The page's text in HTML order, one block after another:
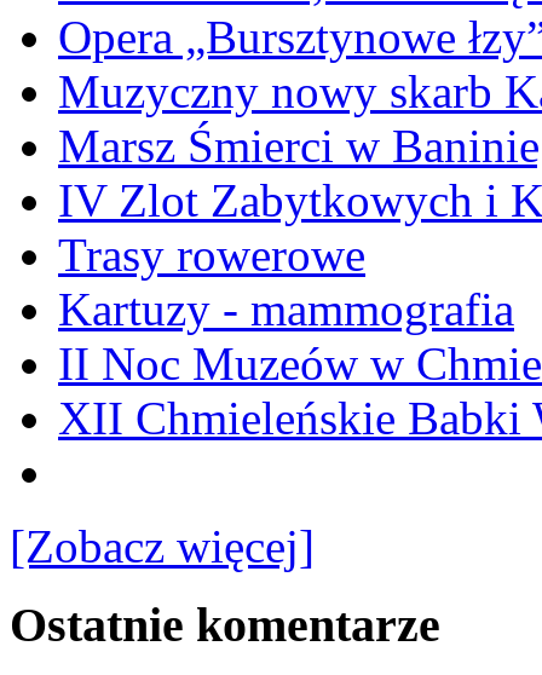
Opera „Bursztynowe
Muzyczny nowy skarb
Marsz Śmierci w
IV Zlot Zabytkowych i
Trasy rowerowe
Kartuzy - mammografia
II Noc Muzeów w
XII Chmieleńskie Babki
[Zobacz więcej]
Ostatnie komentarze